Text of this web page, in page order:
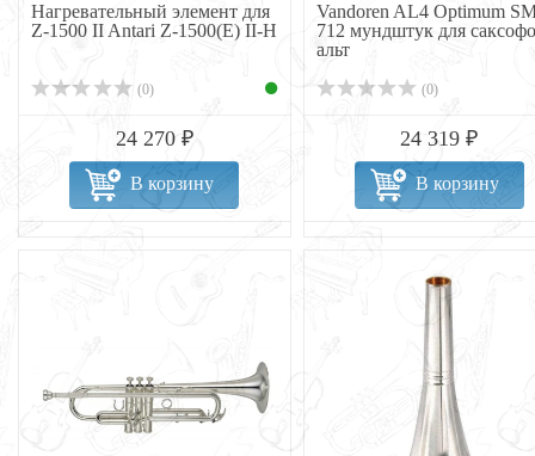
Нагревательный элемент для
Z-1500 II Antari Z-1500(E) II-H
(0)
24 270 ₽
В корзину
Vandoren AL4 Optimum
712 мундштук для
альт
(0)
24 319 ₽
В корзину